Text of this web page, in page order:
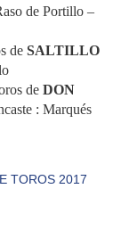
de Portillo –
de SALTILLO
de DON
: Marqués
TOROS 2017